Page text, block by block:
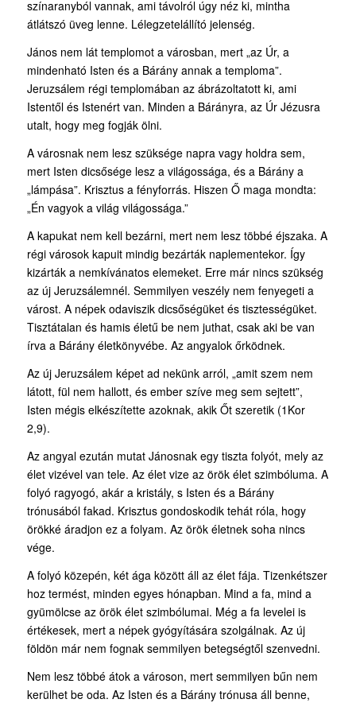
színaranyból vannak, ami távolról úgy néz ki, mintha
átlátszó üveg lenne. Lélegzetelállító jelenség.
János nem lát templomot a városban, mert „az Úr, a
mindenható Isten és a Bárány annak a temploma”.
Jeruzsálem régi templomában az ábrázoltatott ki, ami
Istentől és Istenért van. Minden a Bárányra, az Úr Jézusra
utalt, hogy meg fogják ölni.
A városnak nem lesz szüksége napra vagy holdra sem,
mert Isten dicsősége lesz a világossága, és a Bárány a
„lámpása”. Krisztus a fényforrás. Hiszen Ő maga mondta:
„Én vagyok a világ világossága.”
A kapukat nem kell bezárni, mert nem lesz többé éjszaka. A
régi városok kapuit mindig bezárták naplementekor. Így
kizárták a nemkívánatos elemeket. Erre már nincs szükség
az új Jeruzsálemnél. Semmilyen veszély nem fenyegeti a
várost. A népek odaviszik dicsőségüket és tisztességüket.
Tisztátalan és hamis életű be nem juthat, csak aki be van
írva a Bárány életkönyvébe. Az angyalok őrködnek.
Az új Jeruzsálem képet ad nekünk arról, „amit szem nem
látott, fül nem hallott, és ember szíve meg sem sejtett”,
Isten mégis elkészítette azoknak, akik Őt szeretik (1Kor
2,9).
Az angyal ezután mutat Jánosnak egy tiszta folyót, mely az
élet vizével van tele. Az élet vize az örök élet szimbóluma. A
folyó ragyogó, akár a kristály, s Isten és a Bárány
trónusából fakad. Krisztus gondoskodik tehát róla, hogy
örökké áradjon ez a folyam. Az örök életnek soha nincs
vége.
A folyó közepén, két ága között áll az élet fája. Tizenkétszer
hoz termést, minden egyes hónapban. Mind a fa, mind a
gyümölcse az örök élet szimbólumai. Még a fa levelei is
értékesek, mert a népek gyógyítására szolgálnak. Az új
földön már nem fognak semmilyen betegségtől szenvedni.
Nem lesz többé átok a városon, mert semmilyen bűn nem
kerülhet be oda. Az Isten és a Bárány trónusa áll benne,